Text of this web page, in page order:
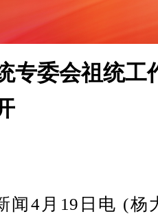
专委会祖统工
4月19日电 (杨